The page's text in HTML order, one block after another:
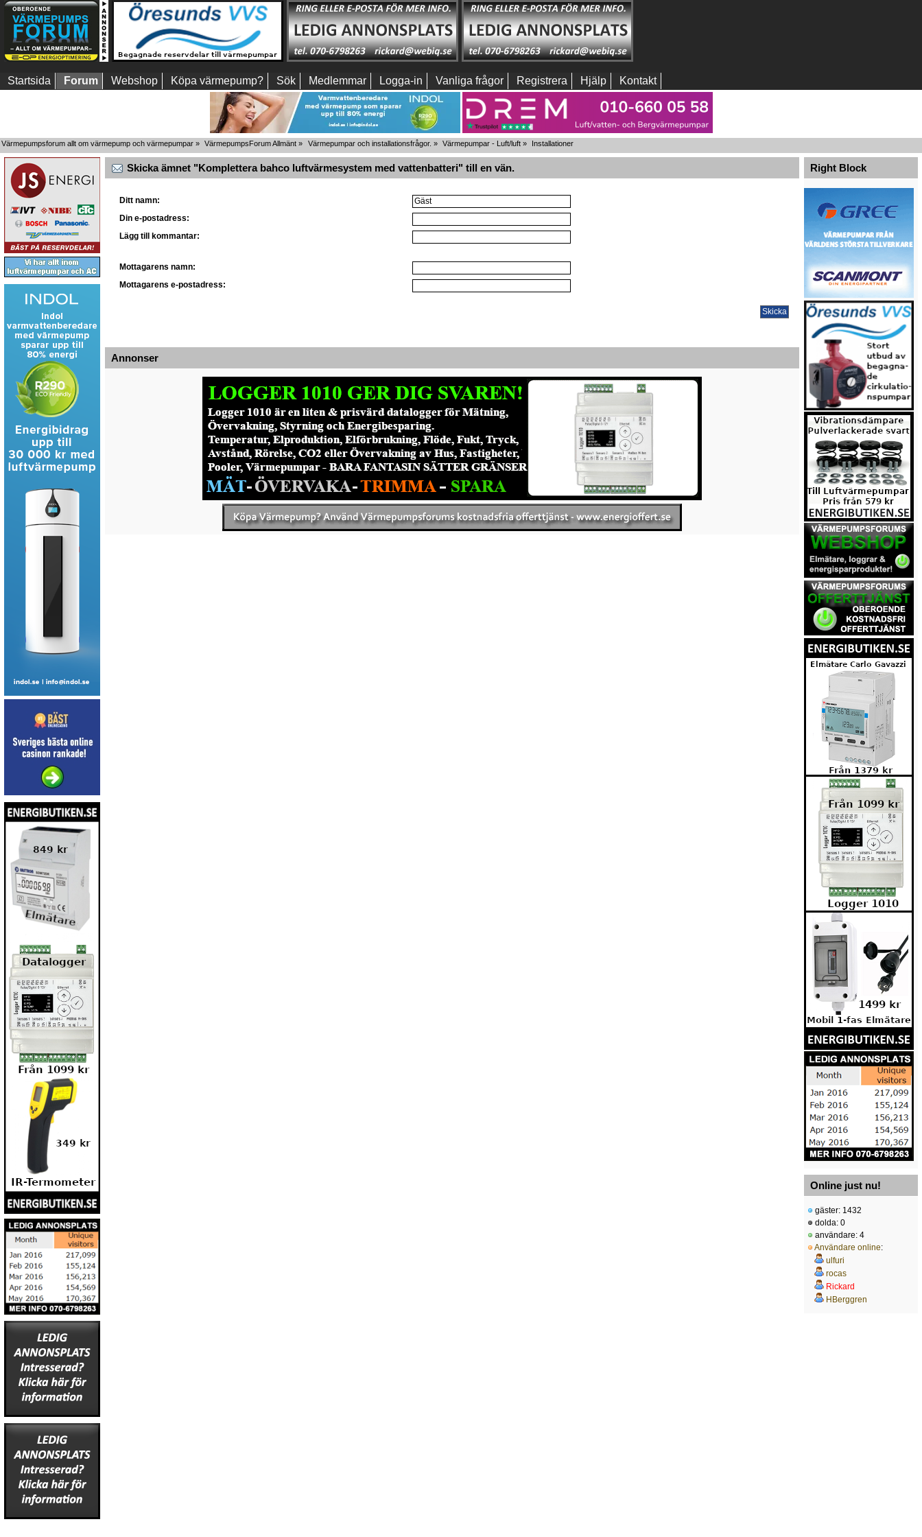
Startsida Forum Webshop Köpa värmepump? Sök Medlemmar Logga-in Vanliga frågor Registrera Hjälp Kontakt
Värmepumpsforum allt om värmepump och värmepumpar » VärmepumpsForum Allmänt » Värmepumpar och installationsfrågor. » Värmepumpar - Luft/luft» Installationer
Skicka ämnet "Komplettera bahco luftvärmesystem med vattenbatteri" till en vän.
Ditt namn:
Din e-postadress:
Lägg till kommantar:
Mottagarens namn:
Mottagarens e-postadress:
Annonser
Right Block
Online just nu!
gäster: 1432
dolda: 0
användare: 4
Användare online:
ulfuri
rocas
Rickard
HBerggren